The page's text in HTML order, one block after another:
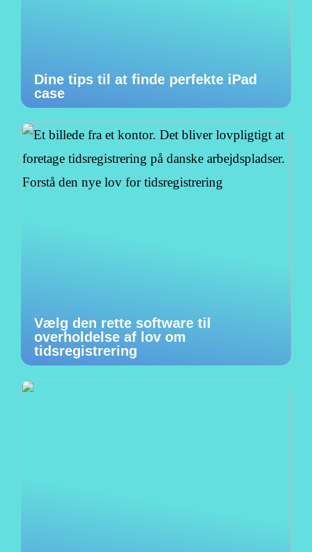
Dine tips til at finde perfekte iPad
case
Vælg den rette software til
overholdelse af lov om
tidsregistrering